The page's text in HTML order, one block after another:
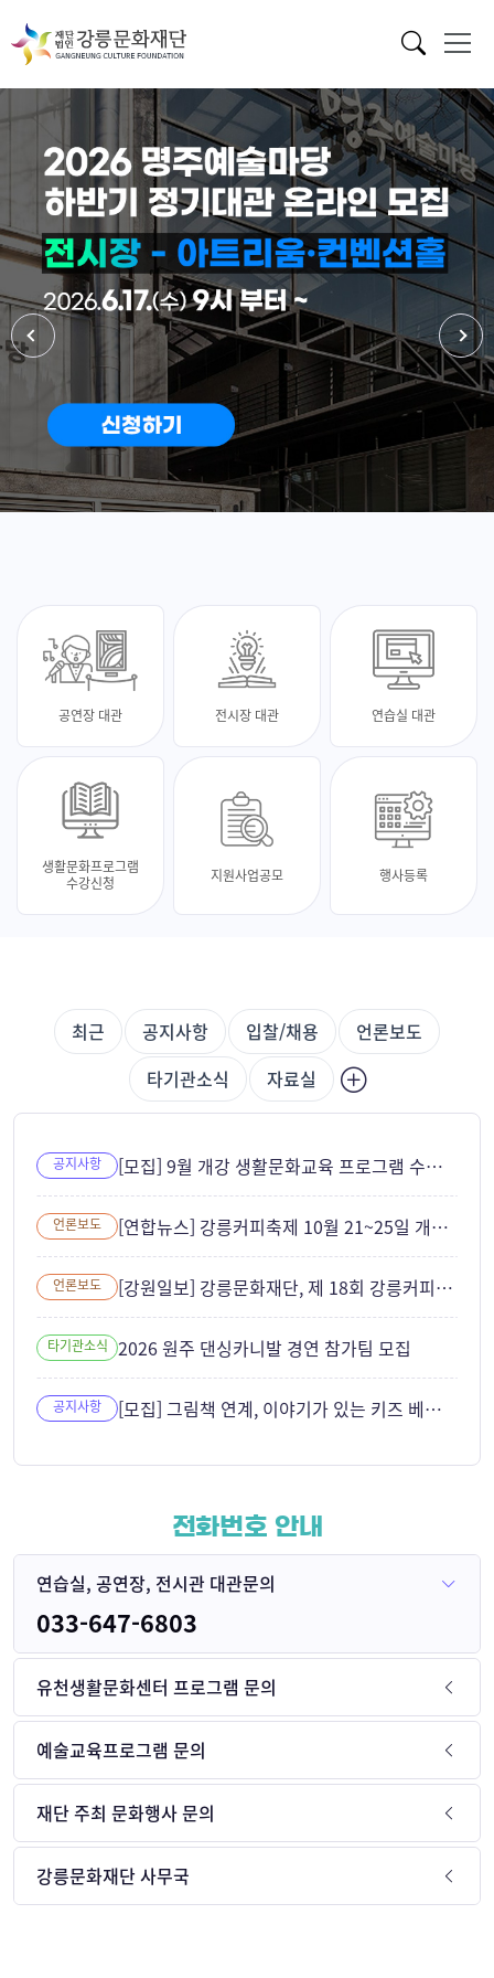
메인 배너
공연장 대관 전시장 대관 연습실 대관
생활문화프로그램
수강신청
지원사업공모 행사등록
최근 공지사항 입찰/채용
언론보도
타기관소식
자료실
공지사항 [모집] 9월 개강 생활문화교육 프로그램 수강생 모집
언론보도 [연합뉴스] 강릉커피축제 10월 21~25일 개최... ITS 세계총회와 연계
언론보도 [강원일보] 강릉문화재단, 제 18회 강릉커피축제 성공 개최 준비 본격화
타기관소식 2026 원주 댄싱카니발 경연 참가팀 모집
공지사항 [모집] 그림책 연계, 이야기가 있는 키즈 베이킹 참여자 모집
전화번호 안내
연습실, 공연장, 전시관 대관문의
033-647-6803
유천생활문화센터 프로그램 문의
예술교육프로그램 문의
재단 주최 문화행사 문의
강릉문화재단 사무국